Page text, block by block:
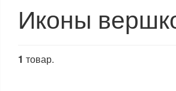
Иконы
1 товар.